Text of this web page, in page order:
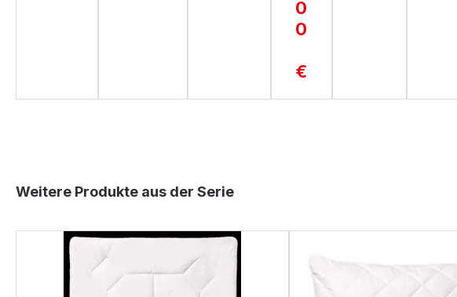
R
0
0
€
Produktgalerie überspringen
Weitere Produkte aus der Serie